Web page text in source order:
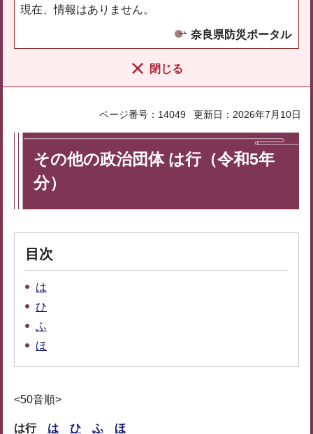
現在、情報はありません。
奈良県防災ポータル
閉じる
ページ番号：14049 更新日：2026年7月10日
その他の政治団体 は行（令和5年
分）
目次
は
ひ
ふ
ほ
<50音順>
は行 は ひ ふ ほ